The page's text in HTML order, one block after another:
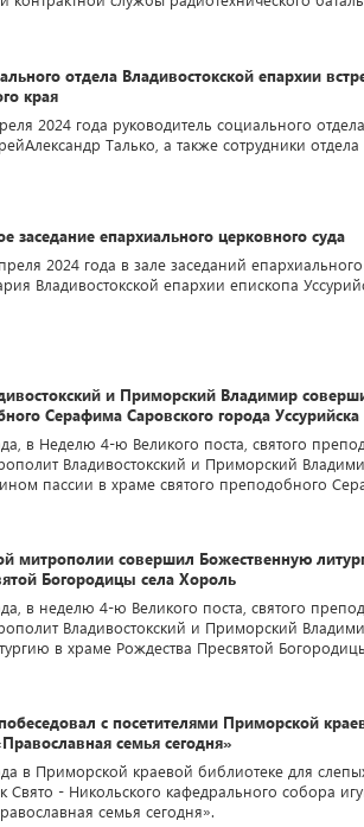
отдела Владивостокской епархии
края
2024 года руководитель социального
Талько, а также сотрудники отдела
заседание епархиального церковного суда
2024 года в зале заседаний
Владивостокской епархии епископа
и Приморский Владимир
Серафима Саровского города Уссурийска
в Неделю 4-ю Великого поста, святого
Владивостокский и Приморский
пассии в храме святого преподобного
митрополии совершил Божественную
Богородицы села Хороль
в неделю 4-ю Великого поста, святого
Владивостокский и Приморский
в храме Рождества Пресвятой
с посетителями Приморской
семья сегодня»
в Приморской краевой библиотеке для
Свято - Никольского кафедрального собора
семья сегодня».